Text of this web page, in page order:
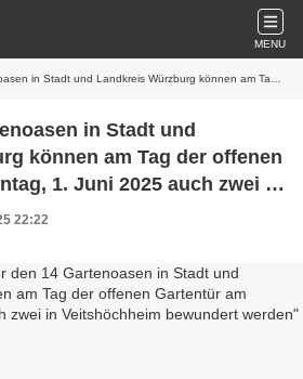
MENU
können am Tag der offenen Gartentür am Sonntag, 1. Juni 2025 auch zwei in Veitshöchheim bewundert werden
in Stadt und
können am Tag der offenen
1. Juni 2025 auch zwei in
werden
22:22